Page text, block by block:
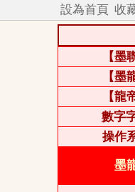
設為首頁 收
【墨
【墨
【龍
數字
操作
墨